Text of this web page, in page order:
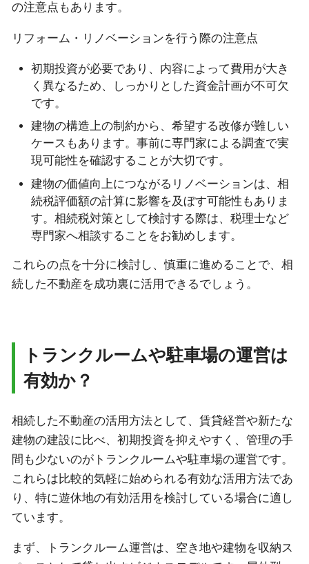
の注意点もあります。
リフォーム・リノベーションを行う際の注意点
初期投資が必要であり、内容によって費用が大き
く異なるため、しっかりとした資金計画が不可欠
です。
建物の構造上の制約から、希望する改修が難しい
ケースもあります。事前に専門家による調査で実
現可能性を確認することが大切です。
建物の価値向上につながるリノベーションは、相
続税評価額の計算に影響を及ぼす可能性もありま
す。相続税対策として検討する際は、税理士など
専門家へ相談することをお勧めします。
これらの点を十分に検討し、慎重に進めることで、相
続した不動産を成功裏に活用できるでしょう。
トランクルームや駐車場の運営は
有効か？
相続した不動産の活用方法として、賃貸経営や新たな
建物の建設に比べ、初期投資を抑えやすく、管理の手
間も少ないのがトランクルームや駐車場の運営です。
これらは比較的気軽に始められる有効な活用方法であ
り、特に遊休地の有効活用を検討している場合に適し
ています。
まず、トランクルーム運営は、空き地や建物を収納ス